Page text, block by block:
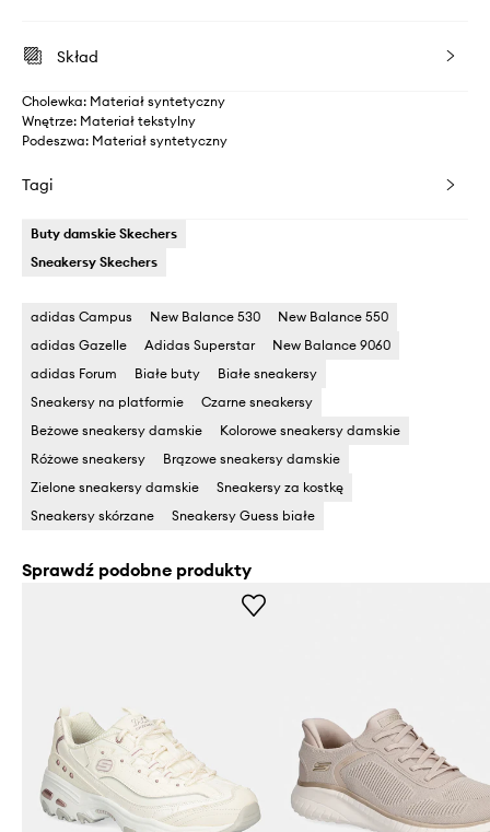
Skład
Cholewka: Materiał syntetyczny
Wnętrze: Materiał tekstylny
Podeszwa: Materiał syntetyczny
Tagi
Buty damskie Skechers
Sneakersy Skechers
adidas Campus New Balance 530
New Balance 550
adidas Gazelle
Adidas Superstar
New Balance 9060
adidas Forum
Białe buty
Białe sneakersy
Sneakersy na platformie
Czarne sneakersy
Beżowe sneakersy damskie
Kolorowe sneakersy damskie
Różowe sneakersy
Brązowe sneakersy damskie
Zielone sneakersy damskie
Sneakersy za kostkę
Sneakersy skórzane
Sneakersy Guess białe
Sprawdź podobne produkty